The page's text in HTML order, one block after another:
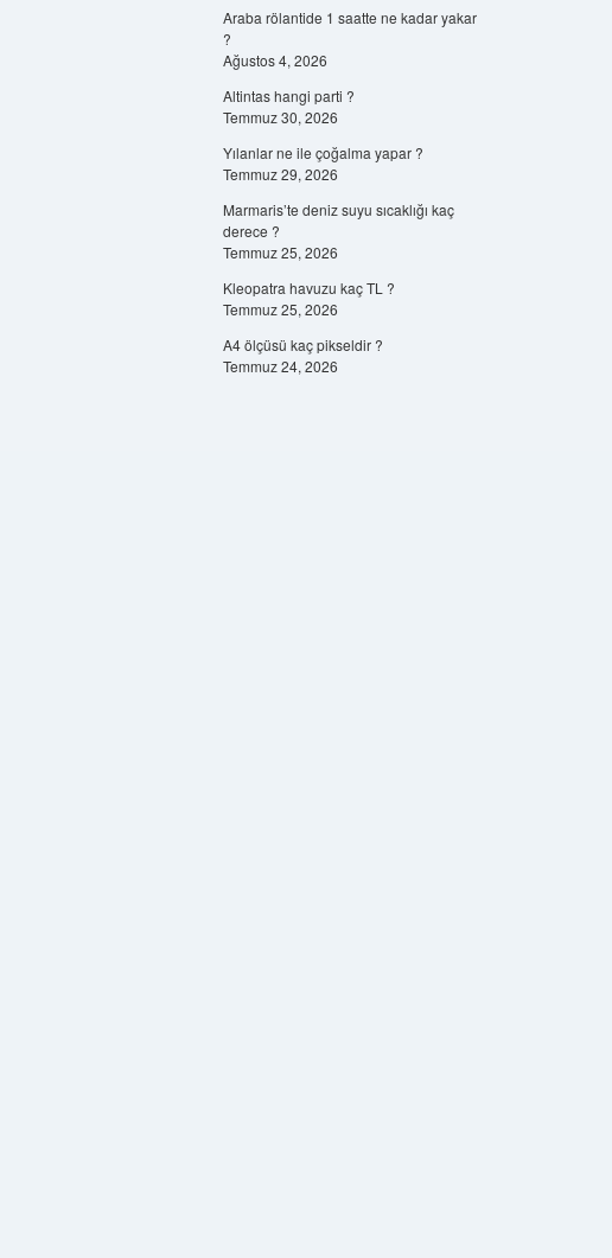
Araba rölantide 1 saatte ne kadar yakar
?
Ağustos 4, 2026
Altintas hangi parti ?
Temmuz 30, 2026
Yılanlar ne ile çoğalma yapar ?
Temmuz 29, 2026
Marmaris’te deniz suyu sıcaklığı kaç
derece ?
Temmuz 25, 2026
Kleopatra havuzu kaç TL ?
Temmuz 25, 2026
A4 ölçüsü kaç pikseldir ?
Temmuz 24, 2026